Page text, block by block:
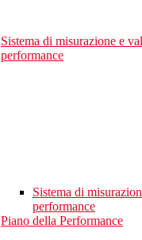
Sistema di misurazione e
performance
Sistema di
performance
Piano della Performance